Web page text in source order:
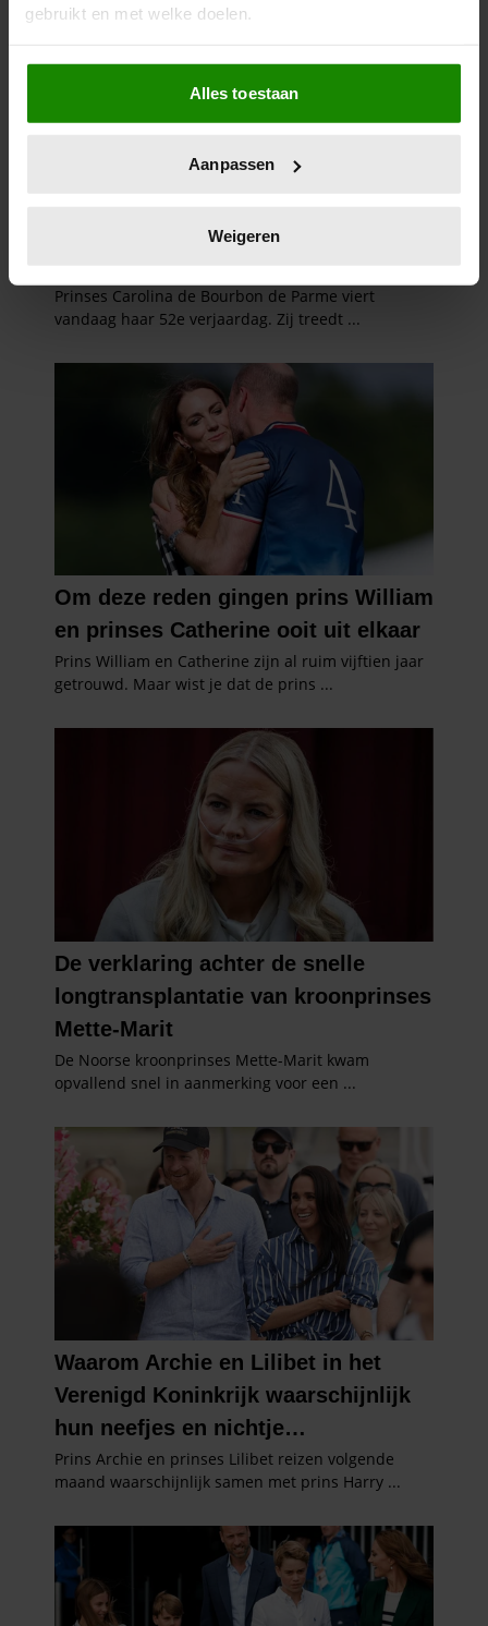
gebruikt en met welke doelen.
Als u het toestaat, willen we ook graag:
Informatie verzamelen over uw geografische
locatie, die tot een paar meter nauwkeurig kan zijn
scannen op specifieke eigenschappen (fingerprinting)
verwerkt en stel uw voorkeuren in het
intrekken in de Cookieverklaring.
personaliseren, om functies voor social media te bieden
en om ons websiteverkeer te analyseren. Ook delen we
informatie over uw gebruik van onze site met onze
partners voor social media, adverteren en analyse. Deze
partners kunnen deze gegevens combineren met andere
informatie die u aan ze heeft verstrekt of die ze hebben
verzameld op basis van uw gebruik van hun services. U
gaat akkoord met onze cookies als u onze website blijft
Alles toestaan
Aanpassen
Weigeren